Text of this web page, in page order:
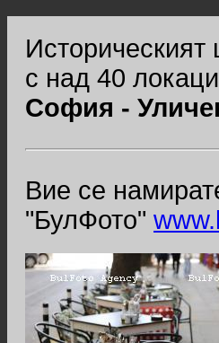
с над 40
София -
Вие се
"БулФото"